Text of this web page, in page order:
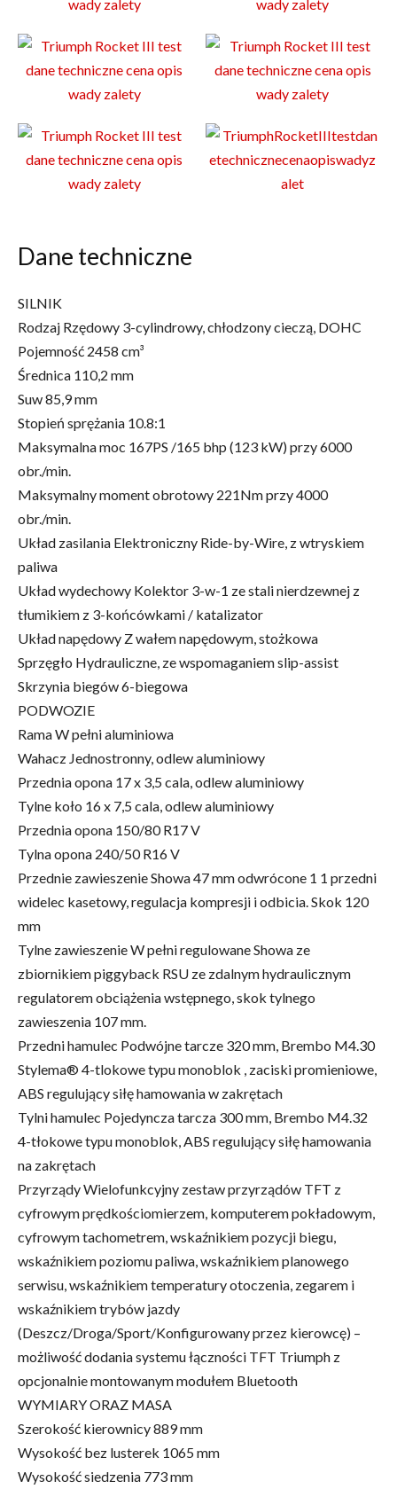
Dane techniczne
SILNIK
Rodzaj Rzędowy 3-cylindrowy, chłodzony cieczą, DOHC
Pojemność 2458 cm³
Średnica 110,2 mm
Suw 85,9 mm
Stopień sprężania 10.8:1
Maksymalna moc 167PS /165 bhp (123 kW) przy 6000
obr./min.
Maksymalny moment obrotowy 221Nm przy 4000
obr./min.
Układ zasilania Elektroniczny Ride-by-Wire, z wtryskiem
paliwa
Układ wydechowy Kolektor 3-w-1 ze stali nierdzewnej z
tłumikiem z 3-końcówkami / katalizator
Układ napędowy Z wałem napędowym, stożkowa
Sprzęgło Hydrauliczne, ze wspomaganiem slip-assist
Skrzynia biegów 6-biegowa
PODWOZIE
Rama W pełni aluminiowa
Wahacz Jednostronny, odlew aluminiowy
Przednia opona 17 x 3,5 cala, odlew aluminiowy
Tylne koło 16 x 7,5 cala, odlew aluminiowy
Przednia opona 150/80 R17 V
Tylna opona 240/50 R16 V
Przednie zawieszenie Showa 47 mm odwrócone 1 1 przedni
widelec kasetowy, regulacja kompresji i odbicia. Skok 120
mm
Tylne zawieszenie W pełni regulowane Showa ze
zbiornikiem piggyback RSU ze zdalnym hydraulicznym
regulatorem obciążenia wstępnego, skok tylnego
zawieszenia 107 mm.
Przedni hamulec Podwójne tarcze 320 mm, Brembo M4.30
Stylema® 4-tlokowe typu monoblok , zaciski promieniowe,
ABS regulujący siłę hamowania w zakrętach
Tylni hamulec Pojedyncza tarcza 300 mm, Brembo M4.32
4-tłokowe typu monoblok, ABS regulujący siłę hamowania
na zakrętach
Przyrządy Wielofunkcyjny zestaw przyrządów TFT z
cyfrowym prędkościomierzem, komputerem pokładowym,
cyfrowym tachometrem, wskaźnikiem pozycji biegu,
wskaźnikiem poziomu paliwa, wskaźnikiem planowego
serwisu, wskaźnikiem temperatury otoczenia, zegarem i
wskaźnikiem trybów jazdy
(Deszcz/Droga/Sport/Konfigurowany przez kierowcę) –
możliwość dodania systemu łączności TFT Triumph z
opcjonalnie montowanym modułem Bluetooth
WYMIARY ORAZ MASA
Szerokość kierownicy 889 mm
Wysokość bez lusterek 1065 mm
Wysokość siedzenia 773 mm